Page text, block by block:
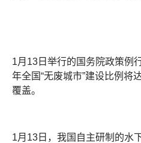
1月13日举行的国务院政策例
年全国“无废城市”建设比例将
覆盖。
1月13日，我国自主研制的水